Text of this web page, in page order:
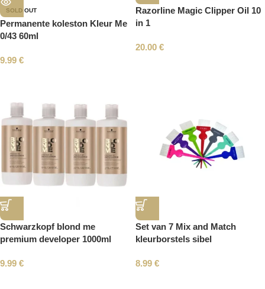
SOLD OUT
Permanente koleston Kleur Me
0/43 60ml
9.99 €
Razorline Magic Clipper Oil 10
in 1
20.00 €
Schwarzkopf blond me
premium developer 1000ml
9.99 €
Set van 7 Mix and Match
kleurborstels sibel
8.99 €